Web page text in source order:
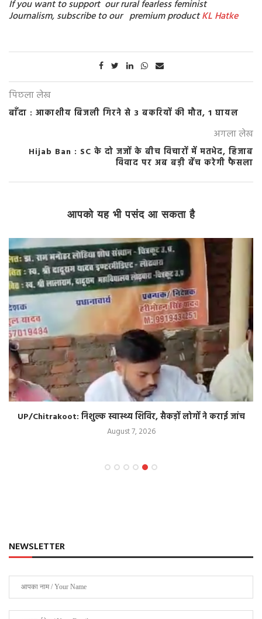
If you want to support our rural fearless feminist
Journalism, subscribe to our premium productKL Hatke
पिछला लेख
बाँदा : आकाशीय बिजली गिरने से 3 बकरियों की मौत, 1 घायल
अगला लेख
Hijab Ban : SC के दो जजों के बीच विचारों में मतभेद, हिजाब
विवाद पर अब बड़ी बेंच करेगी फैसला
आपको यह भी पसंद आ सकता है
UP/Chitrakoot: निशुल्क स्वास्थ्य शिविर, सैकड़ों लोगों ने कराई जांच
August 7, 2026
NEWSLETTER